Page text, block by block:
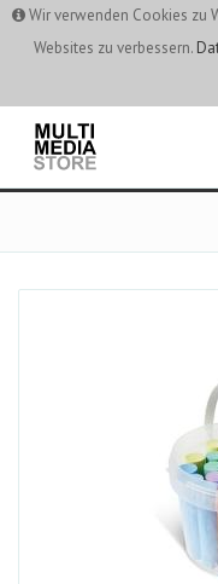
Wir verwenden Cookies zu
Websites zu verbessern.